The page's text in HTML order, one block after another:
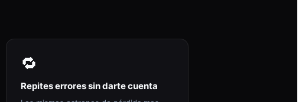
🔁
Repites errores sin darte cuenta